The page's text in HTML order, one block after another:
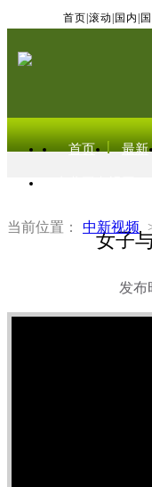
首页 滚动 国内
首页 最新
当前位置： 中新视频
女子
发布